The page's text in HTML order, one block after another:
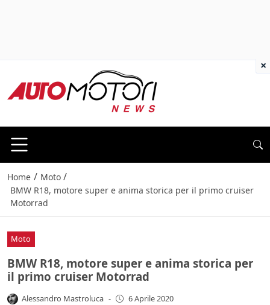
Home / Moto /
BMW R18, motore super e anima storica per il primo cruiser
Motorrad
Moto
BMW R18, motore super e anima storica per
il primo cruiser Motorrad
Alessandro Mastroluca - 6 Aprile 2020
×